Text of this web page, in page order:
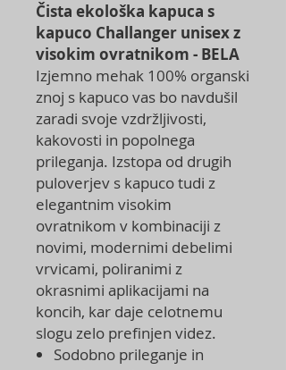
Čista ekološka kapuca s
kapuco Challanger unisex z
visokim ovratnikom - BELA
Izjemno mehak 100% organski
znoj s kapuco vas bo navdušil
zaradi svoje vzdržljivosti,
kakovosti in popolnega
prileganja. Izstopa od drugih
puloverjev s kapuco tudi z
elegantnim visokim
ovratnikom v kombinaciji z
novimi, modernimi debelimi
vrvicami, poliranimi z
okrasnimi aplikacijami na
koncih, kar daje celotnemu
slogu zelo prefinjen videz.
Sodobno prileganje in